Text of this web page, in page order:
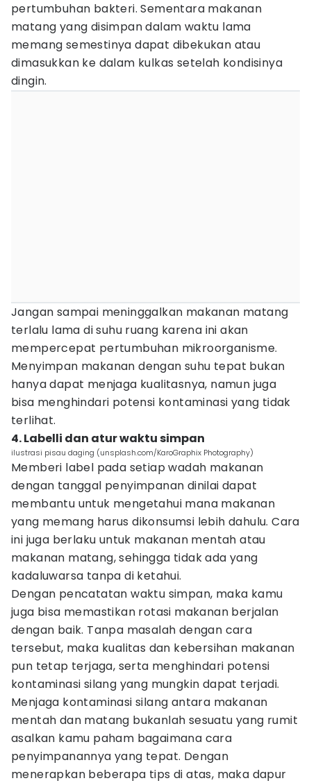
pertumbuhan bakteri. Sementara makanan
matang yang disimpan dalam waktu lama
memang semestinya dapat dibekukan atau
dimasukkan ke dalam kulkas setelah kondisinya
dingin.
Jangan sampai meninggalkan makanan matang
terlalu lama di suhu ruang karena ini akan
mempercepat pertumbuhan mikroorganisme.
Menyimpan makanan dengan suhu tepat bukan
hanya dapat menjaga kualitasnya, namun juga
bisa menghindari potensi kontaminasi yang tidak
terlihat.
4. Labelli dan atur waktu simpan
ilustrasi pisau daging (unsplash.com/KaroGraphix Photography)
Memberi label pada setiap wadah makanan
dengan tanggal penyimpanan dinilai dapat
membantu untuk mengetahui mana makanan
yang memang harus dikonsumsi lebih dahulu. Cara
ini juga berlaku untuk makanan mentah atau
makanan matang, sehingga tidak ada yang
kadaluwarsa tanpa di ketahui.
Dengan pencatatan waktu simpan, maka kamu
juga bisa memastikan rotasi makanan berjalan
dengan baik. Tanpa masalah dengan cara
tersebut, maka kualitas dan kebersihan makanan
pun tetap terjaga, serta menghindari potensi
kontaminasi silang yang mungkin dapat terjadi.
Menjaga kontaminasi silang antara makanan
mentah dan matang bukanlah sesuatu yang rumit
asalkan kamu paham bagaimana cara
penyimpanannya yang tepat. Dengan
menerapkan beberapa tips di atas, maka dapur